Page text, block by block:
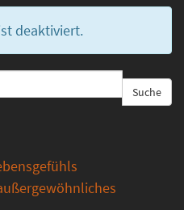
deaktiviert.
Suche